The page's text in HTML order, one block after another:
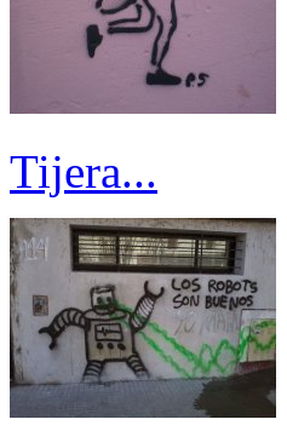
Tijera...